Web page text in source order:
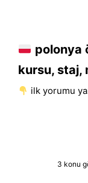
polonya
kursu, staj,
i̇lk yorumu
3 konu